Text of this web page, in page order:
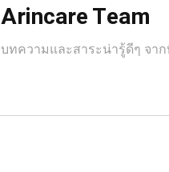
Arincare Team
บทความและสาระน่ารู้ดีๆ จาก